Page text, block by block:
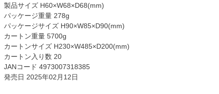
製品サイズ H60×W68×D68(mm)
パッケージ重量 278g
パッケージサイズ H90×W85×D90(mm)
カートン重量 5700g
カートンサイズ H230×W485×D200(mm)
カートン入り数 20
JANコード 4973007318385
発売日 2025年02月12日